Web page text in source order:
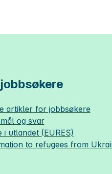
artikler for jobbsøkere
og svar
i utlandet (EURES)
to refugees from